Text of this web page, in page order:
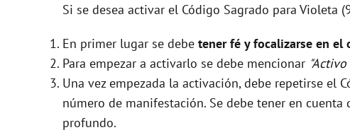
Si se desea activar el Código Sagrado para Violeta
En primer lugar se debe tener fé y focalizarse en el
Para empezar a activarlo se debe mencionar
Una vez empezada la activación, debe repetirse el
número de manifestación. Se debe tener en
profundo.